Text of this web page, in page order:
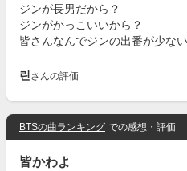
ジンが長男だから？
ジンがかっこいいから？
皆さんなんでジンの出番が少な
린 さんの評価
BTSの曲ランキング での感想・評価
皆かわよ